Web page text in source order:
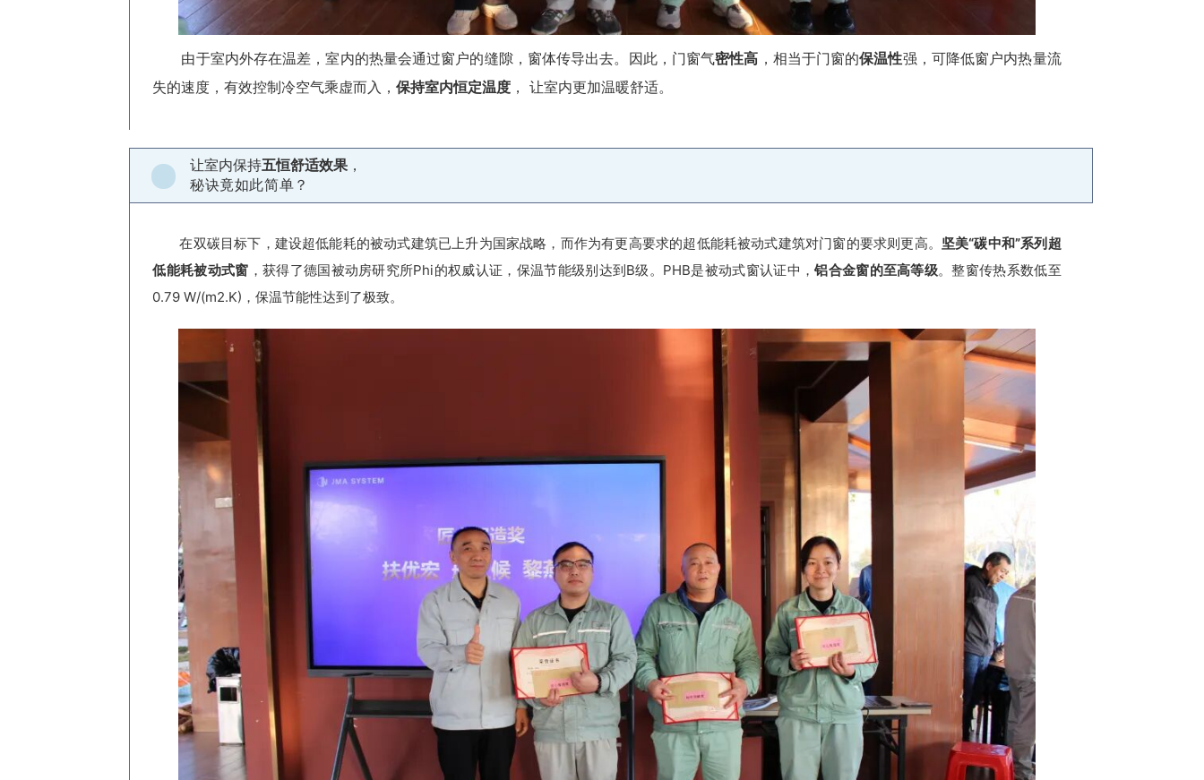
由于室内外存在温差，室内的热量会通过窗户的缝隙，窗体传导出去。因此，门窗气密性高 ，相当于门窗的保温性强，可降低窗户内热量流
失的速度，有效控制冷空气乘虚而入，保持室内恒定温度 ， 让室内更加温暖舒适。
让室内保持五恒舒适效果 ，
秘诀竟如此简单？
在双碳目标下，建设超低能耗的被动式建筑已上升为国家战略，而作为有更高要求的超低能耗被动式建筑对门窗的要求则更高。 坚美“碳中和”系列超
低能耗被动式窗 ，获得了德国被动房研究所Phi的权威认证，保温节能级别达到B级。PHB是被动式窗认证中，铝合金窗的至高等级。整窗传热系数低至
0.79 W/(m2.K)，保温节能性达到了极致。